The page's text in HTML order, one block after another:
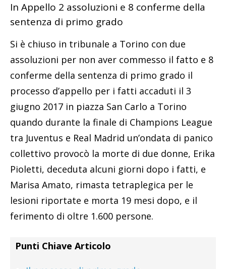
In Appello 2 assoluzioni e 8 conferme della
sentenza di primo grado
Si è chiuso in tribunale a Torino con due
assoluzioni per non aver commesso il fatto e 8
conferme della sentenza di primo grado il
processo d’appello per i fatti accaduti il 3
giugno 2017 in piazza San Carlo a Torino
quando durante la finale di Champions League
tra Juventus e Real Madrid un’ondata di panico
collettivo provocò la morte di due donne, Erika
Pioletti, deceduta alcuni giorni dopo i fatti, e
Marisa Amato, rimasta tetraplegica per le
lesioni riportate e morta 19 mesi dopo, e il
ferimento di oltre 1.600 persone.
Punti Chiave Articolo